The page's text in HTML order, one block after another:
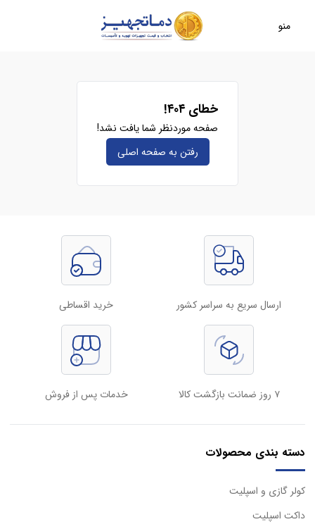
منو
خطای ۴۰۴!
صفحه موردنظر شما یافت نشد!
رفتن به صفحه‌ اصلی
ارسال سریع به سراسر کشور خرید اقساطی
۷ روز ضمانت بازگشت کالا خدمات پس از فروش
دسته بندی محصولات
كولر گازی و اسپليت
داكت اسپليت